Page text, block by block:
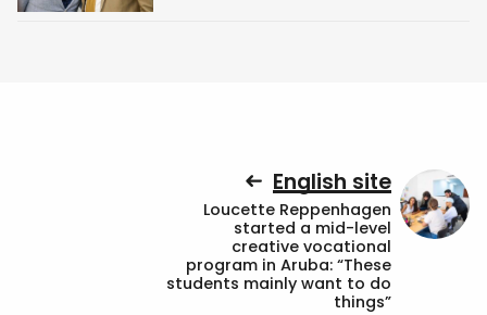
English site
Loucette Reppenhagen
started a mid-level
creative vocational
program in Aruba: “These
students mainly want to do
things”